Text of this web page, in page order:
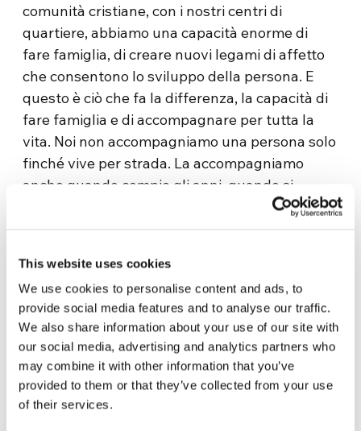
This website uses cookies
We use cookies to personalise content and ads, to
provide social media features and to analyse our traffic.
We also share information about your use of our site with
our social media, advertising and analytics partners who
may combine it with other information that you’ve
provided to them or that they’ve collected from your use
of their services.
comunità cristiane, con i nostri centri di
quartiere, abbiamo una capacità enorme di
fare famiglia, di creare nuovi legami di affetto
che consentono lo sviluppo della persona. E
questo è ciò che fa la differenza, la capacità di
fare famiglia e di accompagnare per tutta la
vita. Noi non accompagniamo una persona solo
finché vive per strada. La accompagniamo
anche quando compie gli anni, quando si
sposa, quando trova una casa. Per noi, come
fare famiglia. Di fronte a questa solitudine e a
questa mancanza di amore, si fa famiglia per
accompagnare. Accompagnare una persona
quando è malata, in ospedale, in carcere, per
strada… Perché sappia che avrà sempre una
famiglia, una casa sempre aperta.